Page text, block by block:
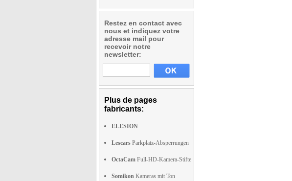
Restez en contact avec
nous et indiquez votre
adresse mail pour
recevoir notre
newsletter:
Plus de pages
fabricants:
ELESION
Lescars Parkplatz-Absperrungen
OctaCam Full-HD-Kamera-Stifte
Somikon Kameras mit Ton